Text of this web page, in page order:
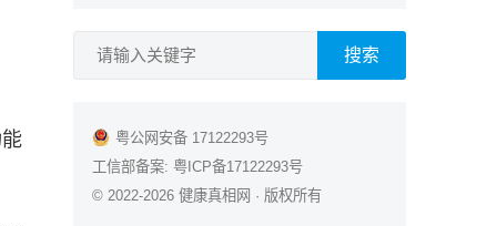
搜索
粤公网安备 17122293号
工信部备案: 粤ICP备17122293号
© 2022-2026 健康真相网 · 版权所有